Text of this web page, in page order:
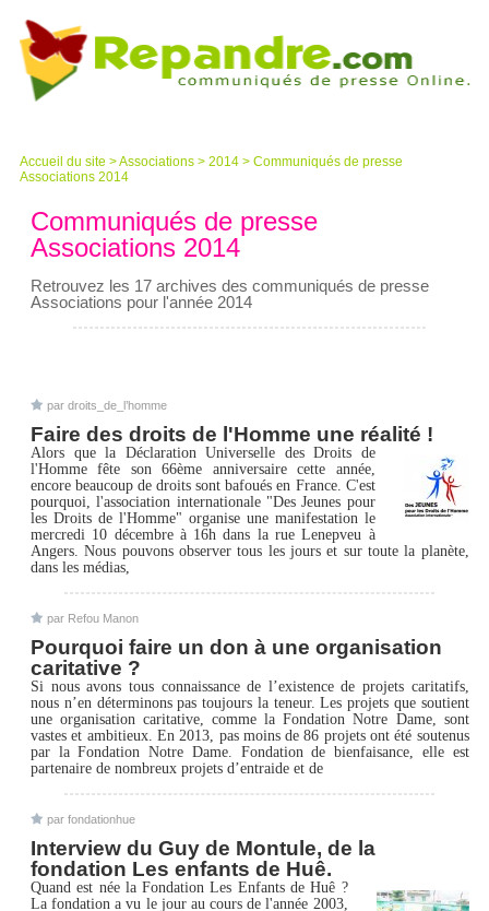
Accueil du site >Associations > 2014 > Communiqués de presse
Associations 2014
Communiqués de presse
Associations 2014
Retrouvez les 17 archives des communiqués de presse
Associations pour l'année 2014
par droits_de_l’homme
Faire des droits de l'Homme une réalité !
Alors que la Déclaration Universelle des Droits de
l'Homme fête son 66ème anniversaire cette année,
encore beaucoup de droits sont bafoués en France. C'est
pourquoi, l'association internationale "Des Jeunes pour
les Droits de l'Homme" organise une manifestation le
mercredi 10 décembre à 16h dans la rue Lenepveu à
Angers. Nous pouvons observer tous les jours et sur toute la planète,
dans les médias,
par Refou Manon
Pourquoi faire un don à une organisation
caritative ?
Si nous avons tous connaissance de l’existence de projets caritatifs,
nous n’en déterminons pas toujours la teneur. Les projets que soutient
une organisation caritative, comme la Fondation Notre Dame, sont
vastes et ambitieux. En 2013, pas moins de 86 projets ont été soutenus
par la Fondation Notre Dame. Fondation de bienfaisance, elle est
partenaire de nombreux projets d’entraide et de
par fondationhue
Interview du Guy de Montule, de la
fondation Les enfants de Huê.
Quand est née la Fondation Les Enfants de Huê ?
La fondation a vu le jour au cours de l'année 2003,